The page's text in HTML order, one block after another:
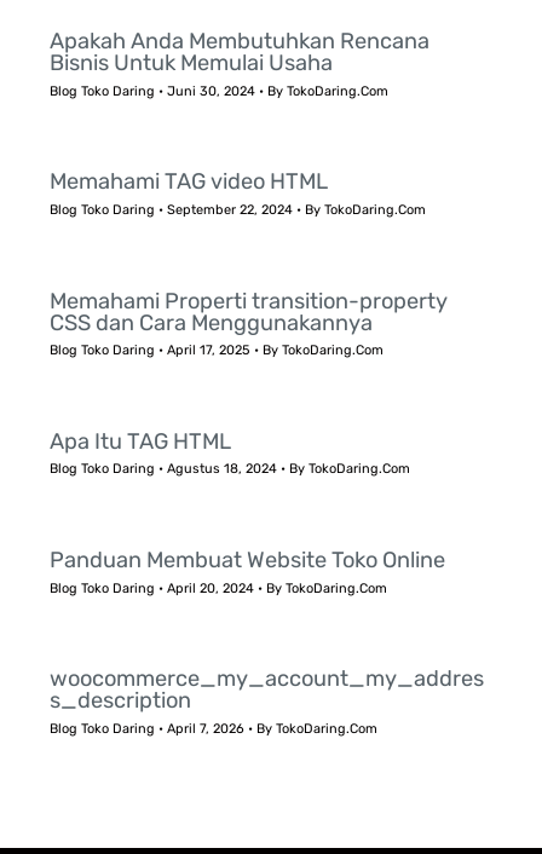
Apakah Anda Membutuhkan Rencana
Bisnis Untuk Memulai Usaha
Blog Toko Daring •Juni 30, 2024 • ByTokoDaring.Com
Memahami TAG video HTML
Blog Toko Daring •September 22, 2024 • ByTokoDaring.Com
Memahami Properti transition-property
CSS dan Cara Menggunakannya
Blog Toko Daring •April 17, 2025 • ByTokoDaring.Com
Apa Itu TAG HTML
Blog Toko Daring •Agustus 18, 2024 • ByTokoDaring.Com
Panduan Membuat Website Toko Online
Blog Toko Daring •April 20, 2024 • ByTokoDaring.Com
woocommerce_my_account_my_addres
s_description
Blog Toko Daring •April 7, 2026 • ByTokoDaring.Com